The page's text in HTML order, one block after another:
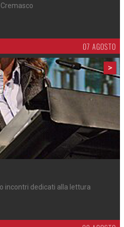
07 AGOSTO
>
incontri dedicati alla lettura